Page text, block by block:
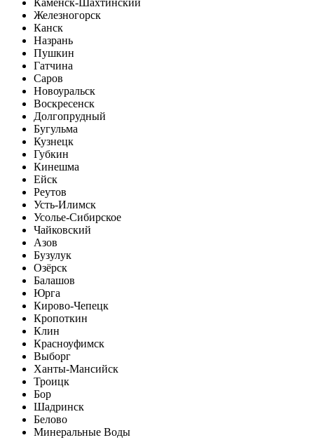
Каменск-Шахтинский
Железногорск
Канск
Назрань
Пушкин
Гатчина
Саров
Новоуральск
Воскресенск
Долгопрудный
Бугульма
Кузнецк
Губкин
Кинешма
Ейск
Реутов
Усть-Илимск
Усолье-Сибирское
Чайковский
Азов
Бузулук
Озёрск
Балашов
Юрга
Кирово-Чепецк
Кропоткин
Клин
Красноуфимск
Выборг
Ханты-Мансийск
Троицк
Бор
Шадринск
Белово
Минеральные Воды